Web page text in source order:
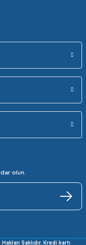
olun.
Saklıdır. Kredi kartı